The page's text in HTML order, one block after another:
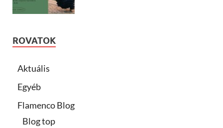
ROVATOK
Aktuális
Egyéb
Flamenco Blog
Blog top